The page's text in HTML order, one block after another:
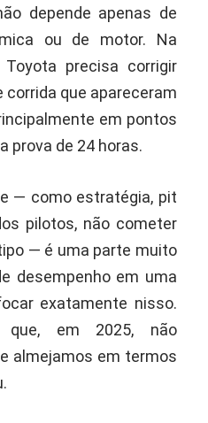
depende apenas de
ou de motor. Na
precisa corrigir
corrida que apareceram
em pontos
prova de 24 horas.
— como estratégia, pit
pilotos, não cometer
— é uma parte muito
desempenho em uma
exatamente nisso.
em 2025, não
almejamos em termos